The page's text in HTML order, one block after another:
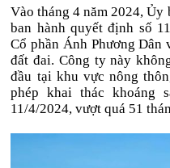
Vào tháng 4 năm 2024, Ủy
ban hành quyết định số
Cổ phần Ánh Phương
đất đai. Công ty này
đầu tại khu vực nông
phép khai thác khoáng
11/4/2024, vượt quá 51